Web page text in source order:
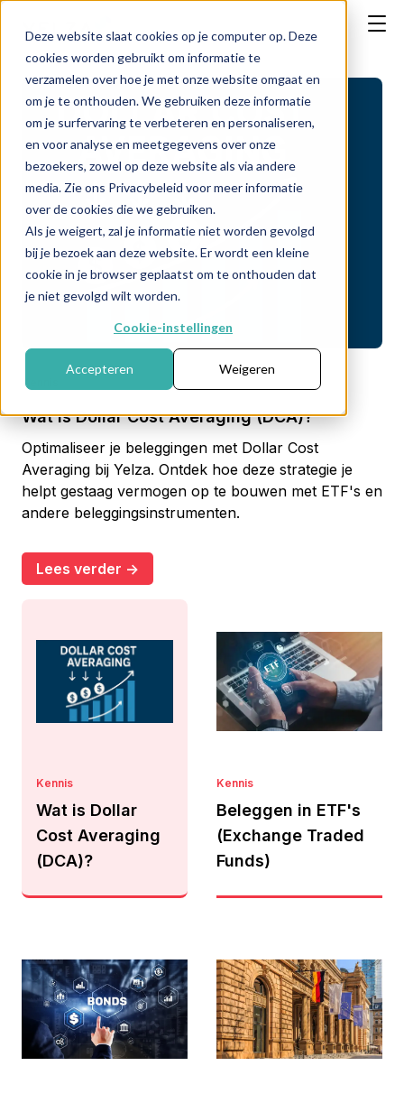
Deze website slaat cookies op je computer op. Deze
cookies worden gebruikt om informatie te
verzamelen over hoe je met onze website omgaat en
om je te onthouden. We gebruiken deze informatie
om je surfervaring te verbeteren en personaliseren,
en voor analyse en meetgegevens over onze
bezoekers, zowel op deze website als via andere
media. Zie ons Privacybeleid voor meer informatie
over de cookies die we gebruiken.
Als je weigert, zal je informatie niet worden gevolgd
bij je bezoek aan deze website. Er wordt een kleine
cookie in je browser geplaatst om te onthouden dat
je niet gevolgd wilt worden.
Cookie-instellingen
Accepteren Weigeren
Kennis
Wat is Dollar Cost Averaging (DCA)?
Optimaliseer je beleggingen met Dollar Cost
Averaging bij Yelza. Ontdek hoe deze strategie je
helpt gestaag vermogen op te bouwen met ETF's en
andere beleggingsinstrumenten.
Lees verder ->
Kennis
Wat is Dollar
Cost Averaging
(DCA)?
Kennis
Beleggen in ETF's
(Exchange Traded
Funds)